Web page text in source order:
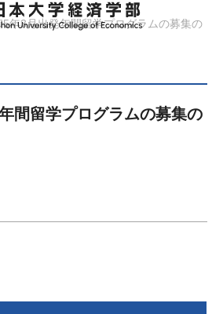
5年3月出発年間留学プログラムの募集の
間留学プログラムの募集の